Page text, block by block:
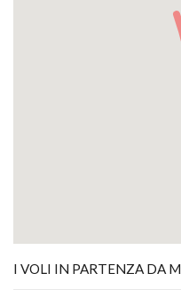
I VOLI IN PARTENZA DA